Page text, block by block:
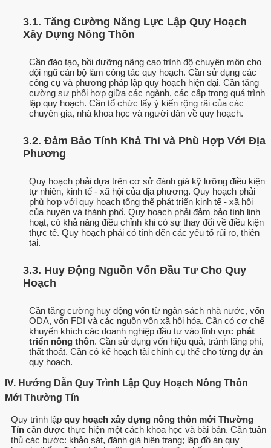
3.1. Tăng Cường Năng Lực Lập Quy Hoạch
Xây Dựng Nông Thôn
Cần đào tạo, bồi dưỡng nâng cao trình độ chuyên môn cho
đội ngũ cán bộ làm công tác quy hoạch. Cần sử dụng các
công cụ và phương pháp lập quy hoạch hiện đại. Cần tăng
cường sự phối hợp giữa các ngành, các cấp trong quá trình
lập quy hoạch. Cần tổ chức lấy ý kiến rộng rãi của các
chuyên gia, nhà khoa học và người dân về quy hoạch.
3.2. Đảm Bảo Tính Khả Thi và Phù Hợp Với Địa
Phương
Quy hoạch phải dựa trên cơ sở đánh giá kỹ lưỡng điều kiện
tự nhiên, kinh tế - xã hội của địa phương. Quy hoạch phải
phù hợp với quy hoạch tổng thể phát triển kinh tế - xã hội
của huyện và thành phố. Quy hoạch phải đảm bảo tính linh
hoạt, có khả năng điều chỉnh khi có sự thay đổi về điều kiện
thực tế. Quy hoạch phải có tính đến các yếu tố rủi ro, thiên
tai.
3.3. Huy Động Nguồn Vốn Đầu Tư Cho Quy
Hoạch
Cần tăng cường huy động vốn từ ngân sách nhà nước, vốn
ODA, vốn FDI và các nguồn vốn xã hội hóa. Cần có cơ chế
khuyến khích các doanh nghiệp đầu tư vào lĩnh vực phát
triển nông thôn. Cần sử dụng vốn hiệu quả, tránh lãng phí,
thất thoát. Cần có kế hoạch tài chính cụ thể cho từng dự án
quy hoạch.
IV. Hướng Dẫn Quy Trình Lập Quy Hoạch Nông Thôn
Mới Thường Tín
Quy trình lập quy hoạch xây dựng nông thôn mới Thường
Tín cần được thực hiện một cách khoa học và bài bản. Cần tuân
thủ các bước: khảo sát, đánh giá hiện trạng; lập đồ án quy